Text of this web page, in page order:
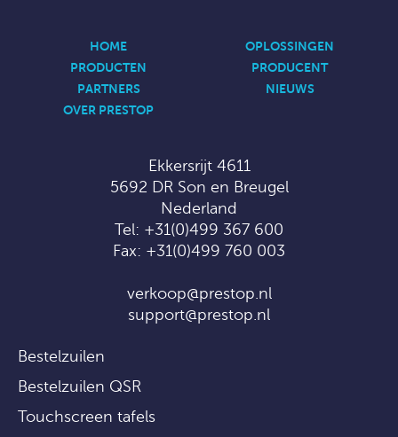
HOME
OPLOSSINGEN
PRODUCTEN
PRODUCENT
PARTNERS
NIEUWS
OVER PRESTOP
Ekkersrijt 4611
5692 DR Son en Breugel
Nederland
Tel: +31(0)499 367 600
Fax: +31(0)499 760 003
verkoop@prestop.nl
support@prestop.nl
Bestelzuilen
Bestelzuilen QSR
Touchscreen tafels